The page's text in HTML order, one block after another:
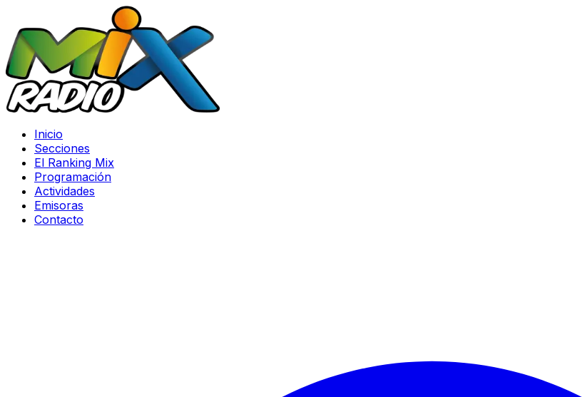
Inicio
Secciones
El Ranking Mix
Programación
Actividades
Emisoras
Contacto